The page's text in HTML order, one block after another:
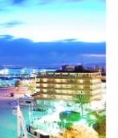
el
el
de